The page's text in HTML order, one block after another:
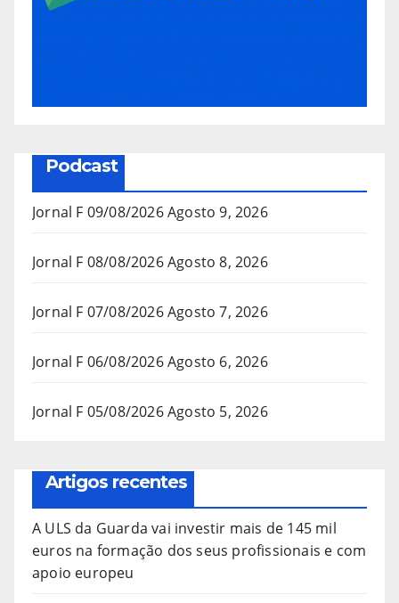
Podcast
Jornal F 09/08/2026Agosto 9, 2026
Jornal F 08/08/2026Agosto 8, 2026
Jornal F 07/08/2026Agosto 7, 2026
Jornal F 06/08/2026Agosto 6, 2026
Jornal F 05/08/2026Agosto 5, 2026
Artigos recentes
A ULS da Guarda vai investir mais de 145 mil
euros na formação dos seus profissionais e com
apoio europeu